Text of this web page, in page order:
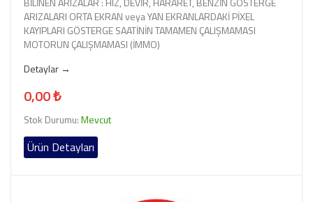
ARIZALARI ORTA EKRAN veya YAN EKRANLARDAKİ PİXEL
KAYIPLARI GÖSTERGE SAATİNİN TAMAMEN ÇALIŞMAMASI
MOTORUN ÇALIŞMAMASI (İMMO)
Detaylar →
0,00 ₺
Stok Durumu:Mevcut
Ürün Detayları